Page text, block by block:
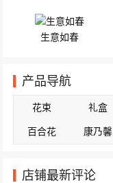
生意如春
产品导航
花束 礼盒
百合花 康乃馨
店铺最新评论